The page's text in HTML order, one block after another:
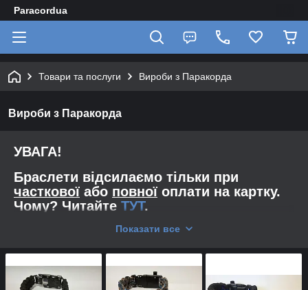
Paracordua
Товари та послуги Вироби з Паракорда
Вироби з Паракорда
УВАГА!
Браслети відсилаємо тільки при
часткової або повної оплати на картку.
Чому? Читайте ТУТ.
Нашу надійність ми описали
Так само ви можете зайти в:
Конструктор Браслетів
Показати все